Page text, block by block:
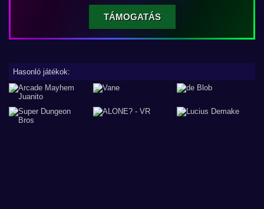
TÁMOGATÁS
Hasonló játékok: